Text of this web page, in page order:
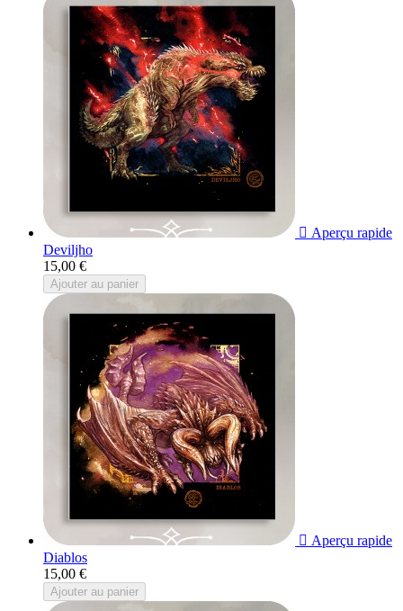
 Aperçu rapide
Deviljho
15,00 €
Ajouter au panier
 Aperçu rapide
Diablos
15,00 €
Ajouter au panier